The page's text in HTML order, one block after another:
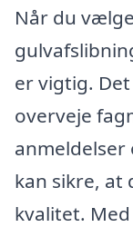
Når du
er vigtig.
overveje
anmeldelser
kan sikre, at
kvalitet.